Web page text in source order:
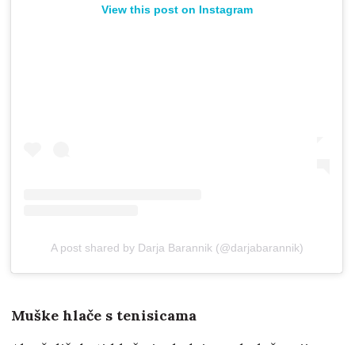
View this post on Instagram
A post shared by Darja Barannik (@darjabarannik)
Muške hlače s tenisicama